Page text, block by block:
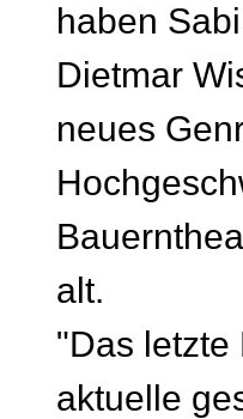
haben
Dietmar
neues
alt.
"Das letzte
aktuelle